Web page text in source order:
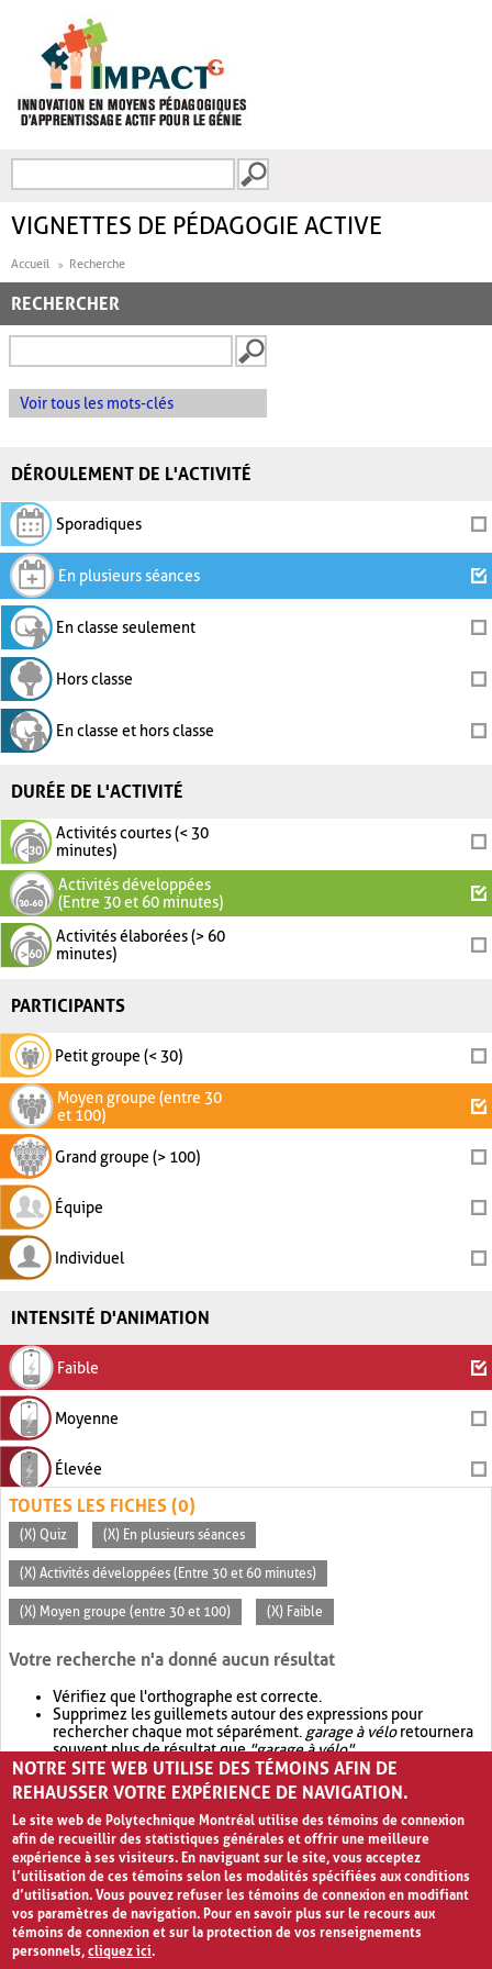
FORMULAIRE DE
VIGNETTES DE PÉDAGOGIE ACTIVE
Accueil Recherche
RECHERCHER
Voir tous les mots-clés
DÉROULEMENT DE L'ACTIVITÉ
Sporadiques
En plusieurs séances
En classe seulement
Hors classe
En classe et hors classe
DURÉE DE L'ACTIVITÉ
Activités courtes (< 30
minutes)
Activités développées
(Entre 30 et 60 minutes)
Activités élaborées (> 60
minutes)
PARTICIPANTS
Petit groupe (< 30)
Moyen groupe (entre 30
et 100)
Grand groupe (> 100)
Équipe
Individuel
INTENSITÉ D'ANIMATION
Faible
Moyenne
Élevée
TOUTES LES FICHES (0)
(X) Quiz (X) En plusieurs séances
(X) Activités développées (Entre 30 et 60 minutes)
(X) Moyen groupe (entre 30 et 100) (X) Faible
Votre recherche n'a donné aucun résultat
Vérifiez que l'orthographe est correcte.
Supprimez les guillemets autour des expressions pour
rechercher chaque mot séparément. garage à véloretournera
souvent plus de résultat que"garage à vélo".
Envisagez d'élargir votre recherche avec OR.garage OR vélo
retournera souvent plus de résultat quegarage à vélo
NOTRE SITE WEB UTILISE DES TÉMOINS AFIN DE
REHAUSSER VOTRE EXPÉRIENCE DE NAVIGATION.
Le site web de Polytechnique Montréal utilise des témoins de connexion
afin de recueillir des statistiques générales et offrir une meilleure
expérience à ses visiteurs. En naviguant sur le site, vous acceptez
l’utilisation de ces témoins selon les modalités spécifiées aux conditions
d’utilisation. Vous pouvez refuser les témoins de connexion en modifiant
vos paramètres de navigation. Pour en savoir plus sur le recours aux
témoins de connexion et sur la protection de vos renseignements
personnels,cliquez ici.